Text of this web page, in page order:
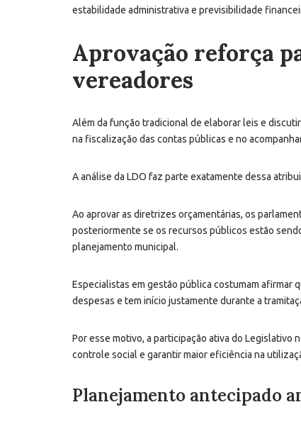
estabilidade administrativa e previsibilidade
Aprovação reforça
vereadores
Além da função tradicional de elaborar leis e
na fiscalização das contas públicas e no
A análise da LDO faz parte exatamente dessa
Ao aprovar as diretrizes orçamentárias, os
posteriormente se os recursos públicos estão
planejamento municipal.
Especialistas em gestão pública costumam afirmar
despesas e tem início justamente durante a
Por esse motivo, a participação ativa do
controle social e garantir maior eficiência na
Planejamento antecipado